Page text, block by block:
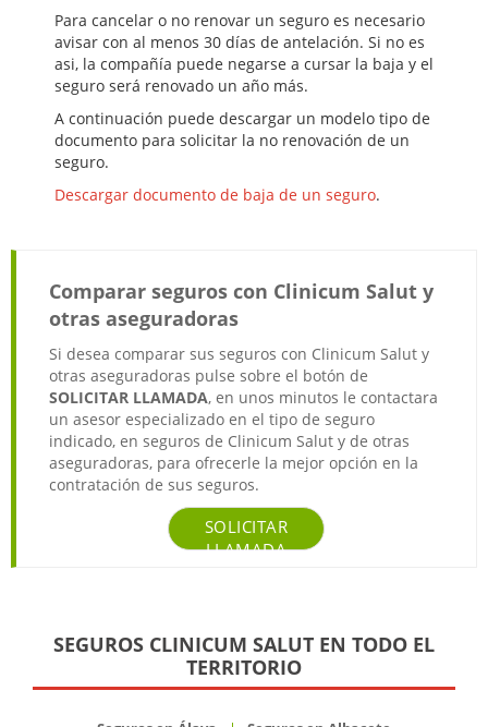
Para cancelar o no renovar un seguro es necesario
avisar con al menos 30 días de antelación. Si no es
asi, la compañía puede negarse a cursar la baja y el
seguro será renovado un año más.
A continuación puede descargar un modelo tipo de
documento para solicitar la no renovación de un
seguro.
Descargar documento de baja de un seguro.
Comparar seguros con Clinicum Salut y
otras aseguradoras
Si desea comparar sus seguros con Clinicum Salut y
otras aseguradoras pulse sobre el botón de
SOLICITAR LLAMADA, en unos minutos le contactara
un asesor especializado en el tipo de seguro
indicado, en seguros de Clinicum Salut y de otras
aseguradoras, para ofrecerle la mejor opción en la
contratación de sus seguros.
SOLICITAR
LLAMADA
SEGUROS CLINICUM SALUT EN TODO EL
TERRITORIO